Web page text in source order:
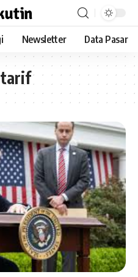
Newsletter Data Pasar
tarif